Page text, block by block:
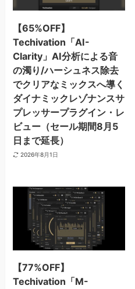
【65%OFF】
Techivation「AI-
Clarity」AI分析による音
の濁り/ハーシュネス除去
でクリアなミックスへ導く
ダイナミックレゾナンスサ
プレッサープラグイン・レ
ビュー（セール期間8月5
日まで延長）
2026年8月1日
【77%OFF】
Techivation「M-